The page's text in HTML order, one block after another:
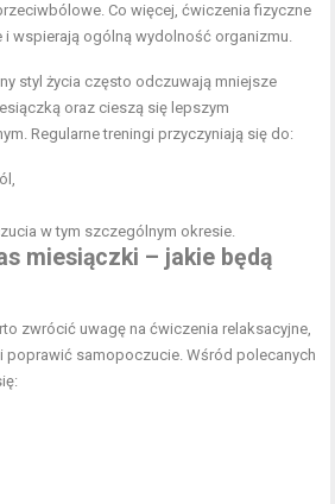
Co więcej, ćwiczenia fizyczne
i wspierają ogólną wydolność organizmu.
styl życia często odczuwają mniejsze
oraz cieszą się lepszym
Regularne treningi przyczyniają się do:
w tym szczególnym okresie.
miesiączki – jakie będą
zwrócić uwagę na ćwiczenia relaksacyjne,
poprawić samopoczucie. Wśród polecanych